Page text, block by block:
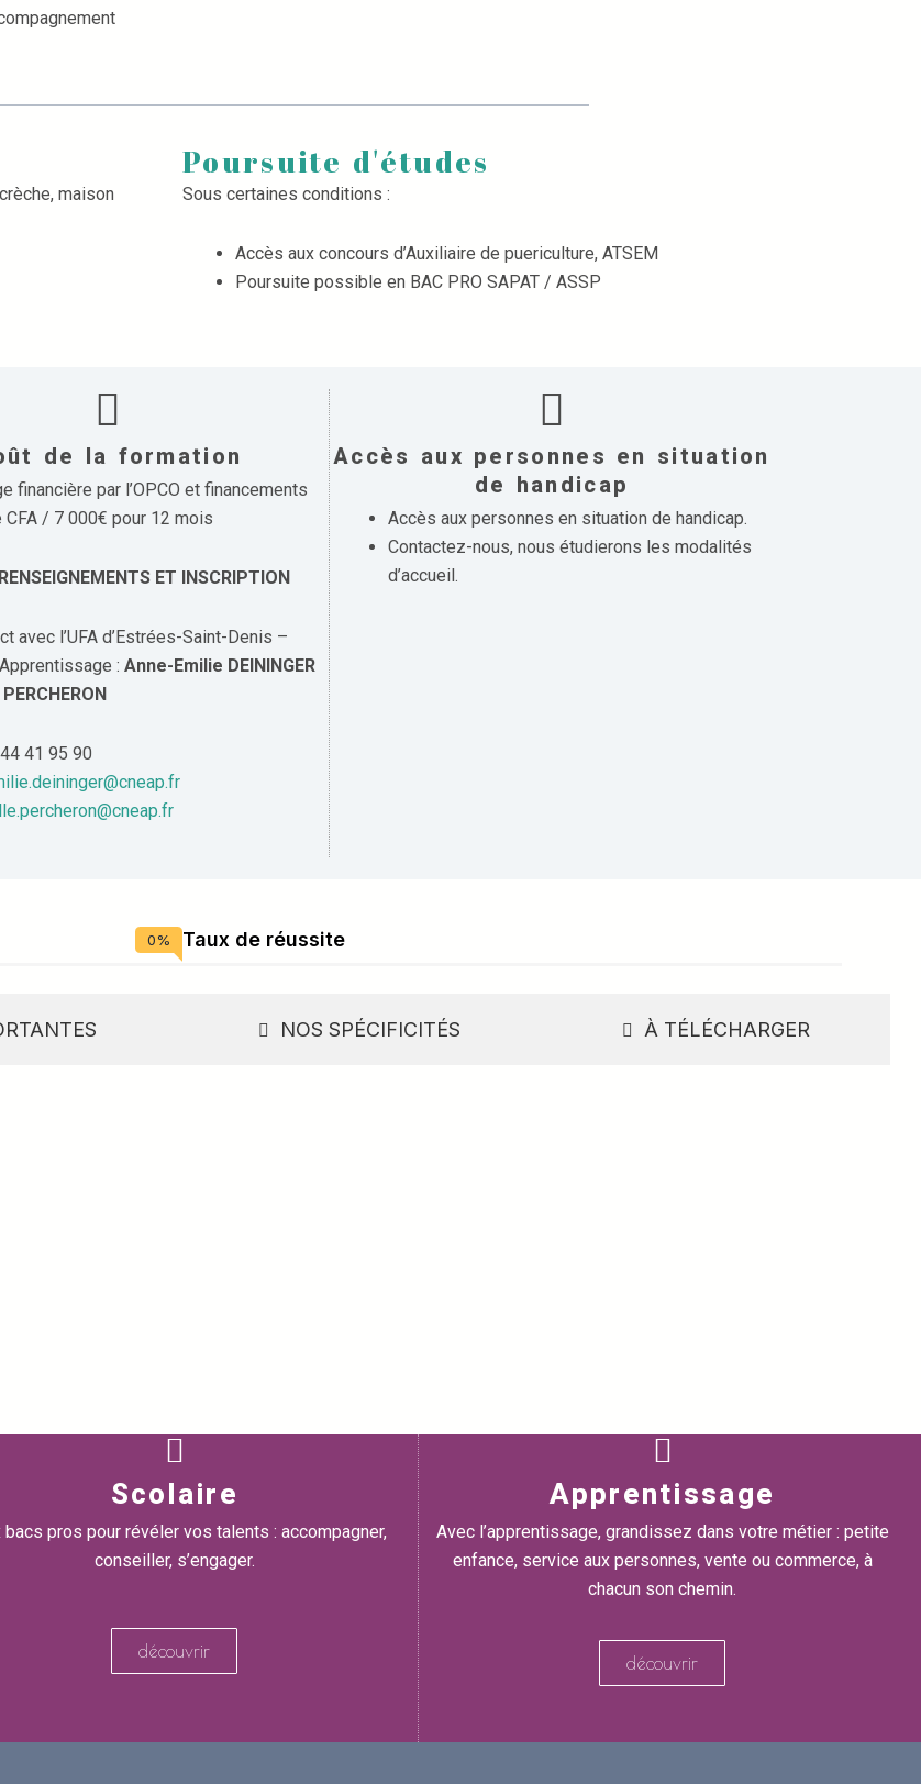
maison
Poursuite d'études
Sous certaines conditions :
Accès aux concours d’Auxiliaire de puericulture, ATSEM
Poursuite possible en BAC PRO SAPAT / ASSP
de la formation
financière par l’OPCO et financements
CFA / 7 000€ pour 12 mois
ET INSCRIPTION
avec l’UFA d’Estrées-Saint-Denis –
:Anne-Emilie DEININGER
41 95 90
Accès aux personnes en situation
de handicap
Accès aux personnes en situation de handicap.
Contactez-nous, nous étudierons les modalités
d’accueil.
Taux de réussite
0%
NOS SPÉCIFICITÉS À TÉLÉCHARGER
Scolaire
bacs pros pour révéler vos talents : accompagner,
conseiller, s’engager.
découvrir
Apprentissage
Avec l’apprentissage, grandissez dans votre métier : petite
enfance, service aux personnes, vente ou commerce, à
chacun son chemin.
découvrir